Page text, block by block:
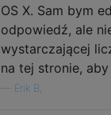
OS X. Sam bym
odpowiedź, ale
wystarczającej
na tej stronie,
Erik B,